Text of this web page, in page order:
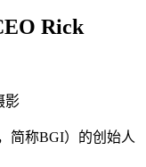
Rick
简称BGI）的创始人